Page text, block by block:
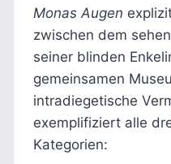
Monas Augen
zwischen dem
seiner blinden
gemeinsamen
intradiegetische
exemplifiziert alle
Kategorien: